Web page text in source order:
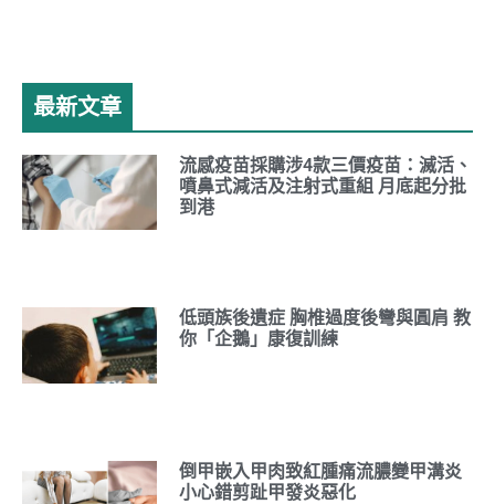
最新文章
流感疫苗採購涉4款三價疫苗：滅活、
噴鼻式減活及注射式重組 月底起分批
到港
低頭族後遺症 胸椎過度後彎與圓肩 教
你「企鵝」康復訓練
倒甲嵌入甲肉致紅腫痛流膿變甲溝炎
小心錯剪趾甲發炎惡化